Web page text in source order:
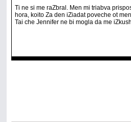
Ti ne si me raZbral. Men mi triabva
hora, koito Za den iZiadat poveche ot
Tai che Jennifer ne bi mogla da me